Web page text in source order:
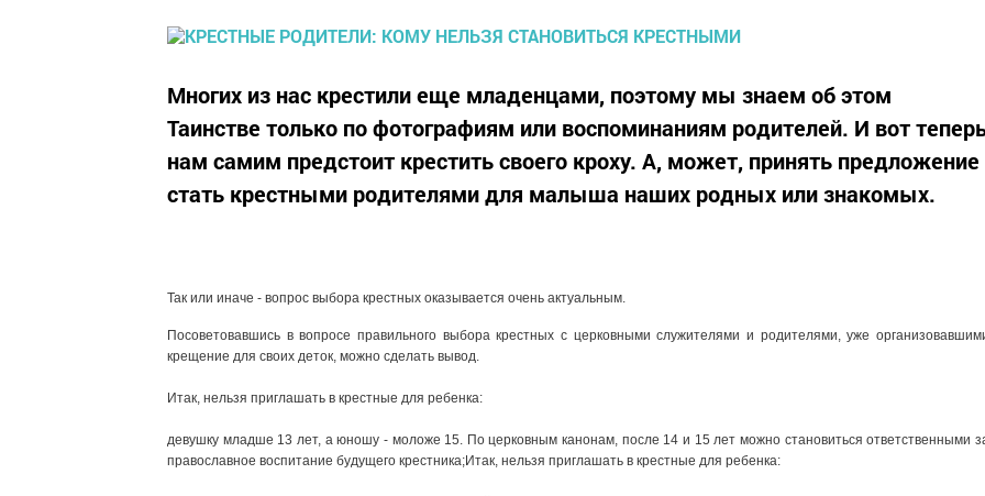
Многих из нас крестили еще младенцами, поэтому мы знаем об этом
Таинстве только по фотографиям или воспоминаниям родителей. И вот
нам самим предстоит крестить своего кроху. А, может, принять предложение
стать крестными родителями для малыша наших родных или знакомых.
Так или иначе - вопрос выбора крестных оказывается очень актуальным.
Посоветовавшись в вопросе правильного выбора крестных с церковными служителями и родителями, уже
крещение для своих деток, можно сделать вывод.
Итак, нельзя приглашать в крестные для ребенка:
девушку младше 13 лет, а юношу - моложе 15. По церковным канонам, после 14 и 15 лет можно становиться ответственными
православное воспитание будущего крестника;Итак, нельзя приглашать в крестные для ребенка: